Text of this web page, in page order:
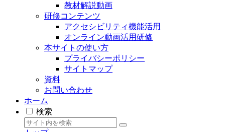
教材解説動画
研修コンテンツ
アクセシビリティ機能活用
オンライン動画活用研修
本サイトの使い方
プライバシーポリシー
サイトマップ
資料
お問い合わせ
ホーム
検索